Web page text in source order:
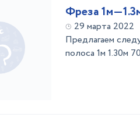
Фреза
29 марта 2022
Предлагаем
полоса 1м 1.30м